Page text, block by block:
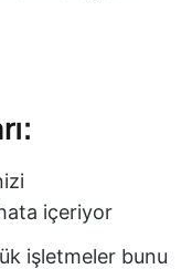
içeriyor
işletmeler bunu